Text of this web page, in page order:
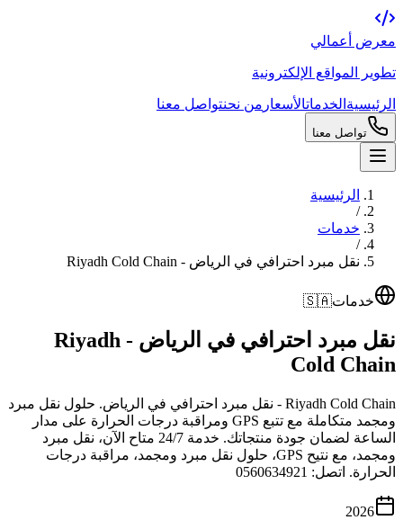
معرض أعمالي
تطوير المواقع الإلكترونية
الرئيسية الخدماتالأسعار من نحنتواصل معنا
تواصل معنا
الرئيسية
/
خدمات
/
نقل مبرد احترافي في الرياض - Riyadh Cold Chain
خدمات🇸🇦
نقل مبرد احترافي في الرياض - Riyadh
Cold Chain
Riyadh Cold Chain - نقل مبرد احترافي في الرياض. حلول نقل مبرد
ومجمد متكاملة مع تتبع GPS ومراقبة درجات الحرارة على مدار
الساعة لضمان جودة منتجاتك. خدمة 24/7 متاح الآن، نقل مبرد
ومجمد، مع نتيح GPS، حلول نقل مبرد ومجمد، مراقبة درجات
الحرارة. اتصل: 0560634921
2026